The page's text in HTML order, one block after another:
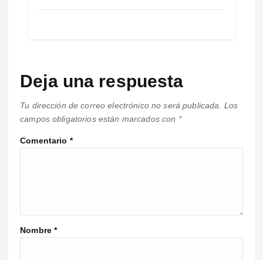
Deja una respuesta
Tu dirección de correo electrónico no será publicada.
Los
campos obligatorios están marcados con *
Comentario *
Nombre*